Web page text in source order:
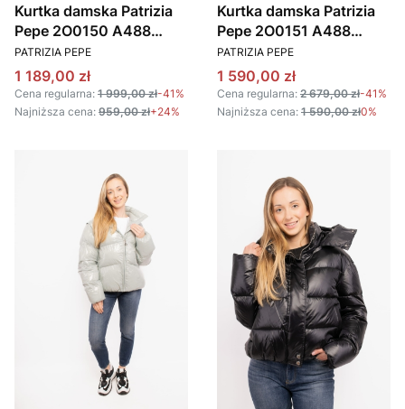
Kurtka damska Patrizia
Pepe 2O0150 A488
zielony
PRODUCENT
PATRIZIA PEPE
Cena promocyjna
1 189,00 zł
Cena regularna: 1 999,00 zł-41%
Najniższa cena: 959,00 zł+24%
Kurtka damska Patrizia
Pepe 2O0151 A488
szary
PRODUCENT
PATRIZIA PEPE
Cena promocyjna
1 590,00 zł
Cena regularna: 2 679,00 zł-41%
Najniższa cena: 1 590,00 zł0%